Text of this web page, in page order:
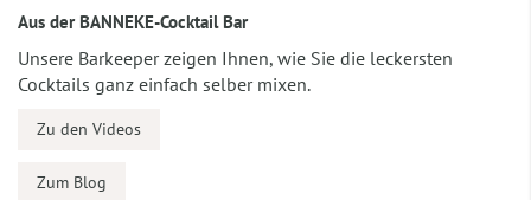
Aus der BANNEKE-Cocktail Bar
Unsere Barkeeper zeigen Ihnen, wie Sie die leckersten
Cocktails ganz einfach selber mixen.
Zu den Videos
Zum Blog